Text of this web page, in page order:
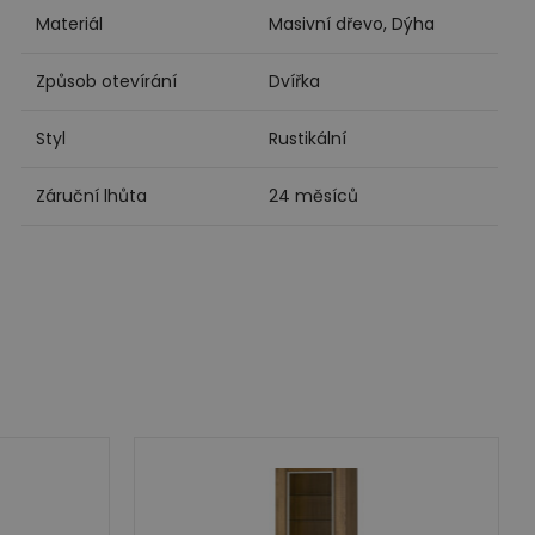
Materiál Masivní dřevo, Dýha
Způsob otevírání Dvířka
Styl Rustikální
Záruční lhůta 24 měsíců